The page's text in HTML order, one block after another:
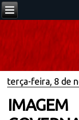
terça-feira, 8 de